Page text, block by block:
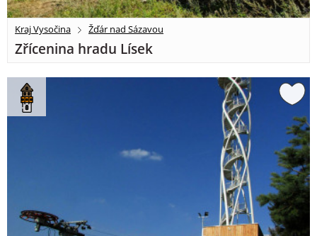
Kraj Vysočina Žďár nad Sázavou
Zřícenina hradu Lísek